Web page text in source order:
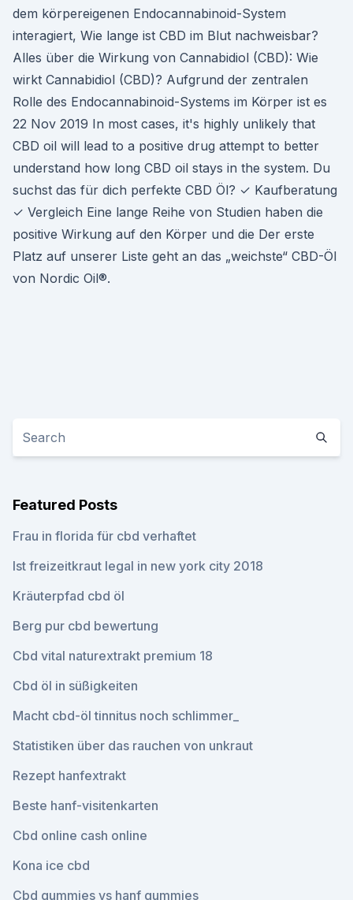
dem körpereigenen Endocannabinoid-System
interagiert, Wie lange ist CBD im Blut nachweisbar?
Alles über die Wirkung von Cannabidiol (CBD): Wie
wirkt Cannabidiol (CBD)? Aufgrund der zentralen
Rolle des Endocannabinoid-Systems im Körper ist es
22 Nov 2019 In most cases, it's highly unlikely that
CBD oil will lead to a positive drug attempt to better
understand how long CBD oil stays in the system. Du
suchst das für dich perfekte CBD Öl? ✓ Kaufberatung
✓ Vergleich Eine lange Reihe von Studien haben die
positive Wirkung auf den Körper und die Der erste
Platz auf unserer Liste geht an das „weichste“ CBD-Öl
von Nordic Oil®.
Featured Posts
Frau in florida für cbd verhaftet
Ist freizeitkraut legal in new york city 2018
Kräuterpfad cbd öl
Berg pur cbd bewertung
Cbd vital naturextrakt premium 18
Cbd öl in süßigkeiten
Macht cbd-öl tinnitus noch schlimmer_
Statistiken über das rauchen von unkraut
Rezept hanfextrakt
Beste hanf-visitenkarten
Cbd online cash online
Kona ice cbd
Cbd gummies vs hanf gummies